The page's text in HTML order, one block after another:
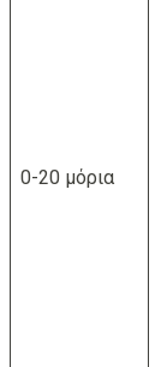
0-20 μόρια